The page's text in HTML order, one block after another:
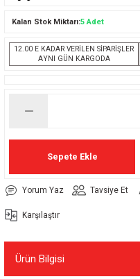
Kalan Stok Miktarı:5 Adet
12.00 E KADAR VERİLEN SİPARİŞLER
AYNI GÜN KARGODA
Sepete Ekle
Yorum Yaz Tavsiye Et
Karşılaştır
Ürün Bilgisi